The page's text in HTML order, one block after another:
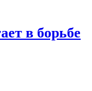
в борьбе